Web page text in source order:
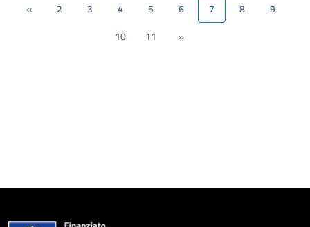
« 2 3 4 5 6 7 8
9
10
11 »